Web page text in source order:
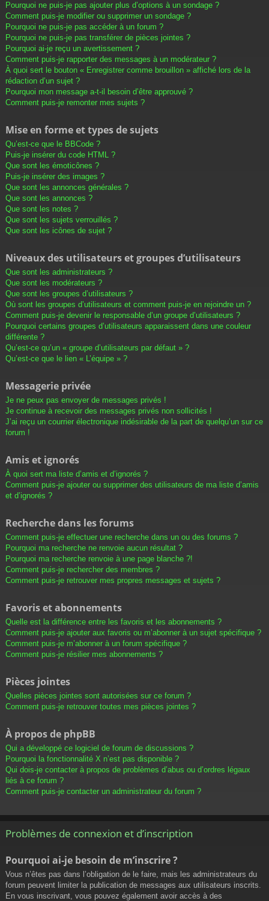
Pourquoi ne puis-je pas ajouter plus d’options à un sondage ?
Comment puis-je modifier ou supprimer un sondage ?
Pourquoi ne puis-je pas accéder à un forum ?
Pourquoi ne puis-je pas transférer de pièces jointes ?
Pourquoi ai-je reçu un avertissement ?
Comment puis-je rapporter des messages à un modérateur ?
À quoi sert le bouton « Enregistrer comme brouillon » affiché lors de la
rédaction d’un sujet ?
Pourquoi mon message a-t-il besoin d’être approuvé ?
Comment puis-je remonter mes sujets ?
Mise en forme et types de sujets
Qu’est-ce que le BBCode ?
Puis-je insérer du code HTML ?
Que sont les émoticônes ?
Puis-je insérer des images ?
Que sont les annonces générales ?
Que sont les annonces ?
Que sont les notes ?
Que sont les sujets verrouillés ?
Que sont les icônes de sujet ?
Niveaux des utilisateurs et groupes d’utilisateurs
Que sont les administrateurs ?
Que sont les modérateurs ?
Que sont les groupes d’utilisateurs ?
Où sont les groupes d’utilisateurs et comment puis-je en rejoindre un ?
Comment puis-je devenir le responsable d’un groupe d’utilisateurs ?
Pourquoi certains groupes d’utilisateurs apparaissent dans une couleur
différente ?
Qu’est-ce qu’un « groupe d’utilisateurs par défaut » ?
Qu’est-ce que le lien « L’équipe » ?
Messagerie privée
Je ne peux pas envoyer de messages privés !
Je continue à recevoir des messages privés non sollicités !
J’ai reçu un courrier électronique indésirable de la part de quelqu’un sur ce
forum !
Amis et ignorés
À quoi sert ma liste d’amis et d’ignorés ?
Comment puis-je ajouter ou supprimer des utilisateurs de ma liste d’amis
et d’ignorés ?
Recherche dans les forums
Comment puis-je effectuer une recherche dans un ou des forums ?
Pourquoi ma recherche ne renvoie aucun résultat ?
Pourquoi ma recherche renvoie à une page blanche ?!
Comment puis-je rechercher des membres ?
Comment puis-je retrouver mes propres messages et sujets ?
Favoris et abonnements
Quelle est la différence entre les favoris et les abonnements ?
Comment puis-je ajouter aux favoris ou m’abonner à un sujet spécifique ?
Comment puis-je m’abonner à un forum spécifique ?
Comment puis-je résilier mes abonnements ?
Pièces jointes
Quelles pièces jointes sont autorisées sur ce forum ?
Comment puis-je retrouver toutes mes pièces jointes ?
À propos de phpBB
Qui a développé ce logiciel de forum de discussions ?
Pourquoi la fonctionnalité X n’est pas disponible ?
Qui dois-je contacter à propos de problèmes d’abus ou d’ordres légaux
liés à ce forum ?
Comment puis-je contacter un administrateur du forum ?
Problèmes de connexion et d’inscription
Pourquoi ai-je besoin de m’inscrire ?
Vous n’êtes pas dans l’obligation de le faire, mais les administrateurs du
forum peuvent limiter la publication de messages aux utilisateurs inscrits.
En vous inscrivant, vous pouvez également avoir accès à des